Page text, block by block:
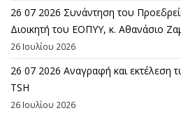
26 07 2026 Συνάντηση του
Διοικητή του ΕΟΠΥΥ, κ. Αθανάσιο
26 Ιουλίου 2026
26 07 2026 Αναγραφή και εκτέλεση
TSH
26 Ιουλίου 2026